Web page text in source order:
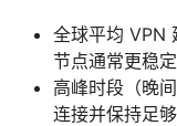
全球平均 VPN
节点通常更稳
高峰时段（晚
连接并保持足